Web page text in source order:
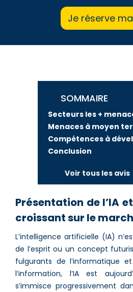
Je réserve
SOMMAIRE
Secteurs les +
Menaces à moyen
Compétences à
Conclusion
Voir tous les avis
Présentation de l’IA
croissant sur le
L’intelligence artificielle (IA)
de l’esprit ou un concept
fulgurants de l’informatique
l’information, l’IA est
s’immisce progressivement